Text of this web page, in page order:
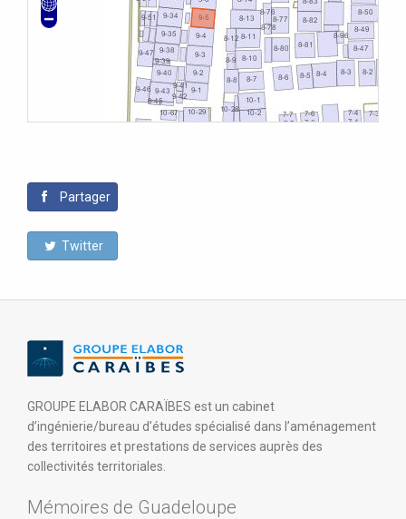
Partager
Twitter
GROUPE ELABOR CARAÏBES est un cabinet
d’ingénierie/bureau d’études spécialisé dans l’aménagement
des territoires et prestations de services auprès des
collectivités territoriales.
Mémoires de Guadeloupe